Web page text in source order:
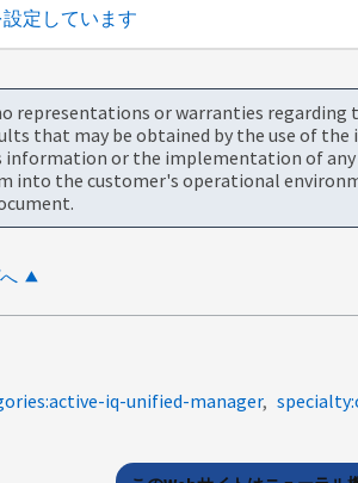
定しています
representations or warranties
that may be obtained by the use of
information or the implementation of
into the customer's operational
iq-unified-manager